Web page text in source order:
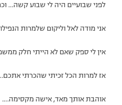
לפני שבועיים היה לי שבוע קשה…
אני מודה לאל וליקום שלמרות
אין לי ספק שאם לא הייתי חלק
אז למרות הכל זכיתי שהכרתי
אוהבת אותך מאד, אישה מקסימה….